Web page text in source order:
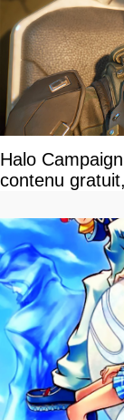
Halo
contenu